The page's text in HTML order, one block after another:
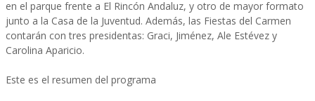
en el parque frente a El Rincón Andaluz, y otro de mayor formato
junto a la Casa de la Juventud. Además, las Fiestas del Carmen
contarán con tres presidentas: Graci, Jiménez, Ale Estévez y
Carolina Aparicio.
Este es el resumen del programa